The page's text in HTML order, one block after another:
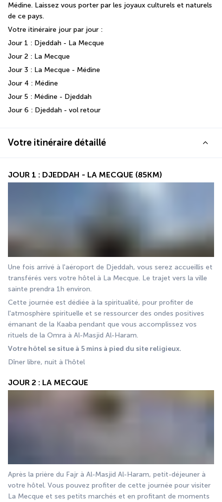
Médine. Laissez vous porter par les joyaux culturels et naturels
de ce pays.
Votre itinéraire jour par jour :
Jour 1 : Djeddah - La Mecque
Jour 2 : La Mecque
Jour 3 : La Mecque - Médine
Jour 4 : Médine
Jour 5 : Médine - Djeddah
Jour 6 : Djeddah - vol retour
Votre itinéraire détaillé
JOUR 1 : DJEDDAH - LA MECQUE (85KM)
Une fois arrivé à l'aéroport de Djeddah, vous serez accueillis et
transférés vers votre hôtel à La Mecque. Le trajet vers la ville
sainte prendra 1h environ.
Cette journée est dédiée à la spiritualité, pour profiter de
l'atmosphère spirituelle et se ressourcer des ondes positives
émanant de la Kaaba pendant que vous accomplissez vos
rituels de la Omra à Al-Masjid Al-Haram.
Votre hôtel se situe à 5 mins à pied du site religieux.
Dîner libre, nuit à l'hôtel
JOUR 2 : LA MECQUE
Après la prière du Fajr à Al-Masjid Al-Haram, petit-déjeuner à
votre hôtel. Vous pouvez profiter de cette journée pour visiter
La Mecque et ses petits marchés et en profitant de moments